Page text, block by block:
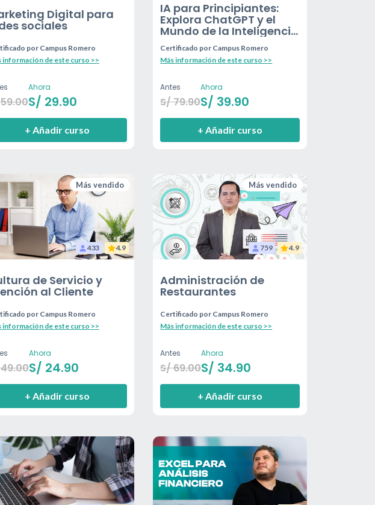
Digital para
sociales
por Campus Romero
información de este curso >>
Ahora
S/ 29.90
+ Añadir curso
IA para Principiantes:
Explora ChatGPT y el
Mundo de la Inteligencia
Artificial
Certificado por Campus Romero
Más información de este curso >>
Antes
S/79.90
Ahora
S/ 39.90
+ Añadir curso
Más vendido
433 4.9
de Servicio y
al Cliente
por Campus Romero
información de este curso >>
Ahora
S/ 24.90
+ Añadir curso
Más vendido
759 4.9
Administración de
Restaurantes
Certificado por Campus Romero
Más información de este curso >>
Antes
S/69.00
Ahora
S/ 34.90
+ Añadir curso